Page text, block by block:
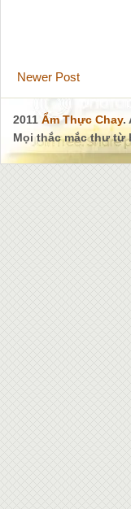
Newer Post
2011 Ẩm Thực Chay.
Mọi thắc mắc thư từ